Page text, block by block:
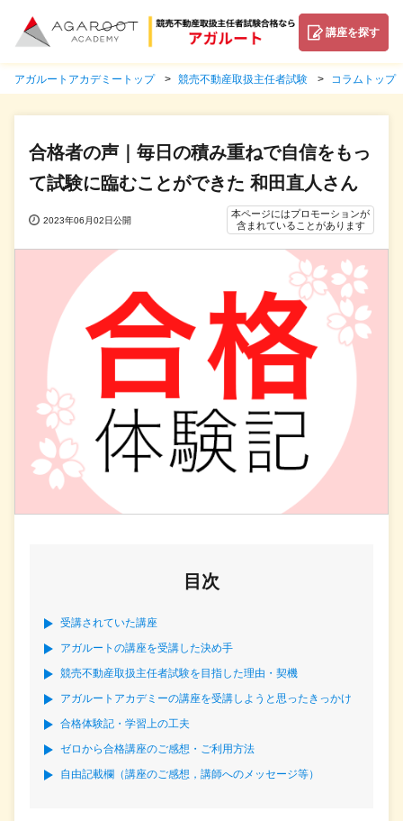
講座を探す
アガルートアカデミートップ 競売不動産取扱主任者試験 コラムトップ
合格者の声｜毎日の積み重ねで自信をもっ
て試験に臨むことができた 和田直人さん
2023年06月02日公開
本ページにはプロモーションが
含まれていることがあります
目次
受講されていた講座
アガルートの講座を受講した決め手
競売不動産取扱主任者試験を目指した理由・契機
アガルートアカデミーの講座を受講しようと思ったきっかけ
合格体験記・学習上の工夫
ゼロから合格講座のご感想・ご利用方法
自由記載欄（講座のご感想，講師へのメッセージ等）